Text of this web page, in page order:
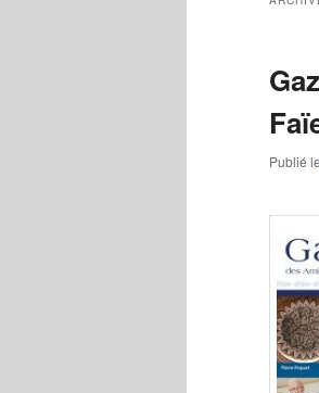
Publié le